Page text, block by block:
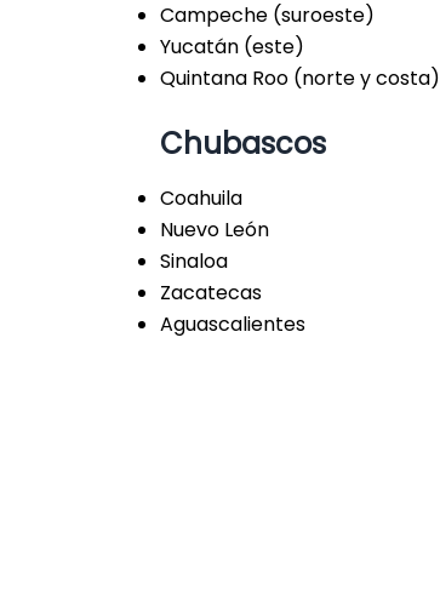
Campeche (suroeste)
Yucatán (este)
Quintana Roo (norte y costa)
Chubascos
Coahuila
Nuevo León
Sinaloa
Zacatecas
Aguascalientes